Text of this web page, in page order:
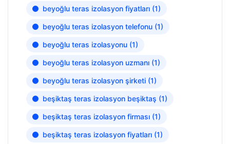
beyoğlu teras izolasyon fiyatları (1)
beyoğlu teras izolasyon telefonu (1)
beyoğlu teras izolasyonu (1)
beyoğlu teras izolasyon uzmanı (1)
beyoğlu teras izolasyon şirketi (1)
beşiktaş teras izolasyon beşiktaş (1)
beşiktaş teras izolasyon firması (1)
beşiktaş teras izolasyon fiyatları (1)